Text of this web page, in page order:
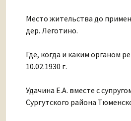
Место жительства до
дер. Леготино.
Где, когда и каким органом
10.02.1930 г.
Удачина Е.А. вместе с
Сургутского района